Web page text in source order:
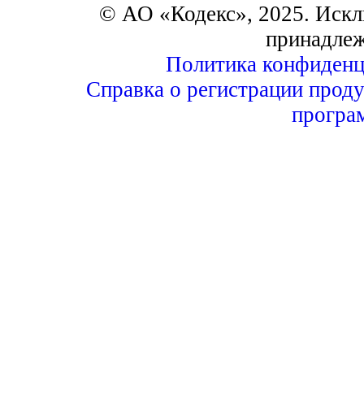
© АО «Кодекс», 2025.
Политика
Справка о регистрации